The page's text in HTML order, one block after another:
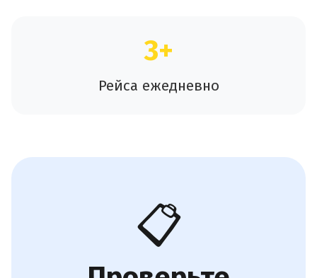
3+
Рейса ежедневно
📋